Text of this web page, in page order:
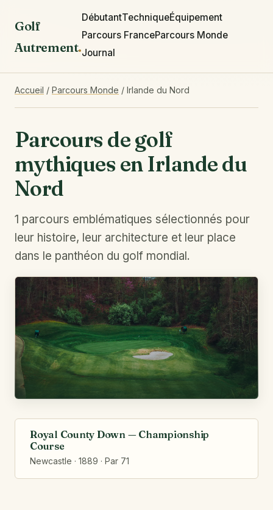
Golf
Autrement.
DébutantTechniqueÉquipement
Parcours FranceParcours Monde
Journal
Accueil / Parcours Monde / Irlande du Nord
Parcours de golf
mythiques en Irlande du
Nord
1 parcours emblématiques sélectionnés pour
leur histoire, leur architecture et leur place
dans le panthéon du golf mondial.
Royal County Down — Championship
Course
Newcastle · 1889 · Par 71